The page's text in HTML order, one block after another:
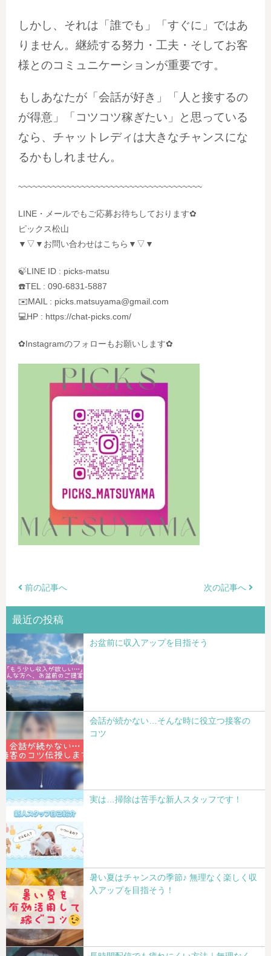
しかし、それは「誰でも」「すぐに」ではあ
りません。継続する努力・工夫・そしてお客
様とのコミュニケーションが重要です。
もしあなたが「会話が好き」「人と接するの
が得意」「コツコツ稼ぎたい」と思っている
なら、チャットレディは大きなチャンスにな
るかもしれません。
~~~~~~~~~~~~~~~~~~~~~~~~~~~~~~~~~~~~~~
LINE・メールでもご応募お待ちしております✿
ピックス松山
▼▽▼お問い合わせはこちら▼▽▼
🍃LINE ID : picks-matsu
☎️TEL : 090-6831-5887
✉️MAIL : picks.matsuyama@gmail.com
💻HP : https://chat-picks.com/
✿Instagramのフォローもお願いします✿
前の記事へ 次の記事へ
最近の投稿
お盆前に収入アップを目指そう
会話が続かない…そんな時に役立つ接客の
コツ
実は…掃除は苦手な新人スタッフです！
暑い夏はチャンスの季節♪ 無理なく楽しく収
入アップを目指そう！